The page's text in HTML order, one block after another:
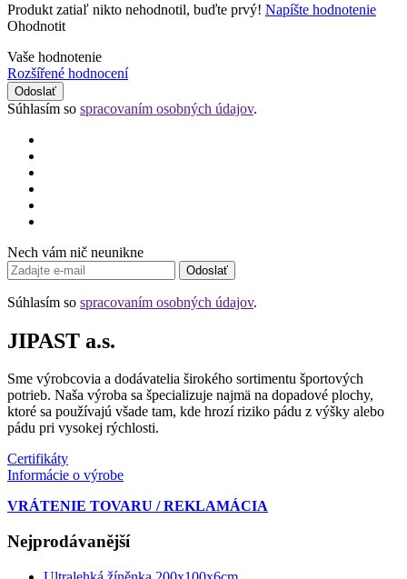
Produkt zatiaľ nikto nehodnotil, buďte prvý! Napíšte hodnotenie
Ohodnotit
Vaše hodnotenie
Rozšířené hodnocení
Odoslať
Súhlasím so spracovaním osobných údajov.
Nech vám nič neunikne
Odoslať
Súhlasím so spracovaním osobných údajov.
JIPAST a.s.
Sme výrobcovia a dodávatelia širokého sortimentu športových
potrieb. Naša výroba sa špecializuje najmä na dopadové plochy,
ktoré sa používajú všade tam, kde hrozí riziko pádu z výšky alebo
pádu pri vysokej rýchlosti.
Certifikáty
Informácie o výrobe
VRÁTENIE TOVARU / REKLAMÁCIA
Nejprodávanější